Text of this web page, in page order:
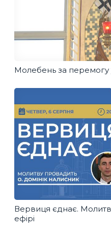
Молебень за перемогу
Вервиця єднає.
ефірі